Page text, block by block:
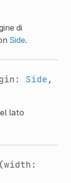
di
Side.
Side,
lato
(width: